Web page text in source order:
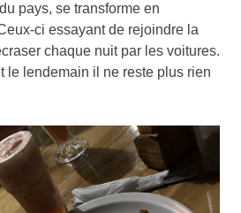
pays, se transforme en
ci essayant de rejoindre la
chaque nuit par les voitures.
le lendemain il ne reste plus rien